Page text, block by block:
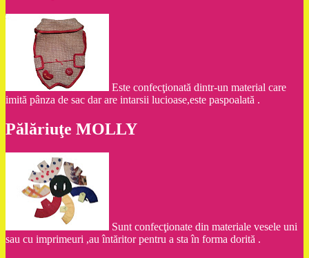
Este confecţionată dintr-un material care
imită pânza de sac dar are intarsii lucioase,este paspoalată .
Pălăriuţe MOLLY
Sunt confecţionate din materiale vesele uni
sau cu imprimeuri ,au întăritor pentru a sta în forma dorită .